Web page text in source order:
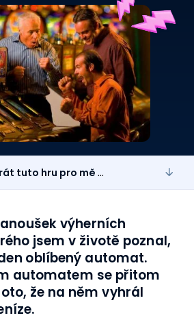
Znamená to, že hrát tuto hru pro mě bylo „dobré“? Rozhodně ne!
výherních
jsem v životě poznal,
oblíbený automat.
automatem se přitom
že na něm vyhrál